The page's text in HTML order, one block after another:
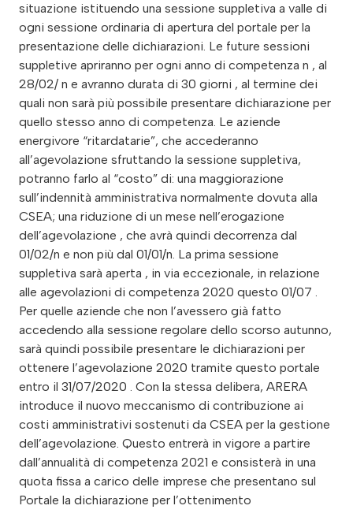
situazione istituendo una sessione suppletiva a valle di
ogni sessione ordinaria di apertura del portale per la
presentazione delle dichiarazioni. Le future sessioni
suppletive apriranno per ogni anno di competenza n , al
28/02/ n e avranno durata di 30 giorni , al termine dei
quali non sarà più possibile presentare dichiarazione per
quello stesso anno di competenza. Le aziende
energivore “ritardatarie”, che accederanno
all’agevolazione sfruttando la sessione suppletiva,
potranno farlo al “costo” di: una maggiorazione
sull’indennità amministrativa normalmente dovuta alla
CSEA; una riduzione di un mese nell’erogazione
dell’agevolazione , che avrà quindi decorrenza dal
01/02/n e non più dal 01/01/n. La prima sessione
suppletiva sarà aperta , in via eccezionale, in relazione
alle agevolazioni di competenza 2020 questo 01/07 .
Per quelle aziende che non l’avessero già fatto
accedendo alla sessione regolare dello scorso autunno,
sarà quindi possibile presentare le dichiarazioni per
ottenere l’agevolazione 2020 tramite questo portale
entro il 31/07/2020 . Con la stessa delibera, ARERA
introduce il nuovo meccanismo di contribuzione ai
costi amministrativi sostenuti da CSEA per la gestione
dell’agevolazione. Questo entrerà in vigore a partire
dall’annualità di competenza 2021 e consisterà in una
quota fissa a carico delle imprese che presentano sul
Portale la dichiarazione per l’ottenimento